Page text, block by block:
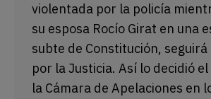
violentada por la policía
su esposa Rocío Girat en una
subte de Constitución,
por la Justicia. Así lo decidió
la Cámara de Apelaciones en